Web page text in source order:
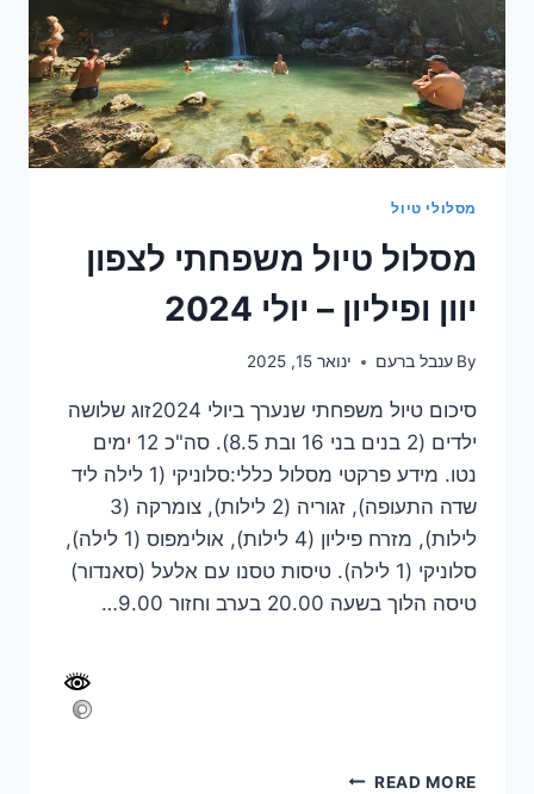
מסלולי טיול
מסלול טיול משפחתי לצפון
יוון ופיליון – יולי 2024
By ענבל ברעם ינואר 15, 2025
סיכום טיול משפחתי שנערך ביולי 2024זוג שלושה
ילדים (2 בנים בני 16 ובת 8.5). סה"כ 12 ימים
נטו. מידע פרקטי מסלול כללי:סלוניקי (1 לילה ליד
שדה התעופה), זגוריה (2 לילות), צומרקה (3
לילות), מזרח פיליון (4 לילות), אולימפוס (1 לילה),
סלוניקי (1 לילה). טיסות טסנו עם אלעל (סאנדור)
טיסה הלוך בשעה 20.00 בערב וחזור 9.00…
READ MOREמסלול